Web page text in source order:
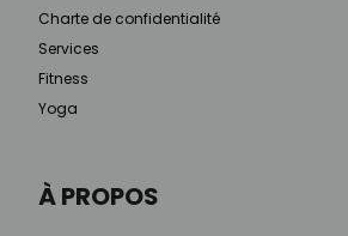
À PROPOS
Charte de confidentialité
Services
Fitness
Yoga